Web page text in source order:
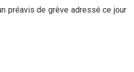
préavis de grève adressé ce jour